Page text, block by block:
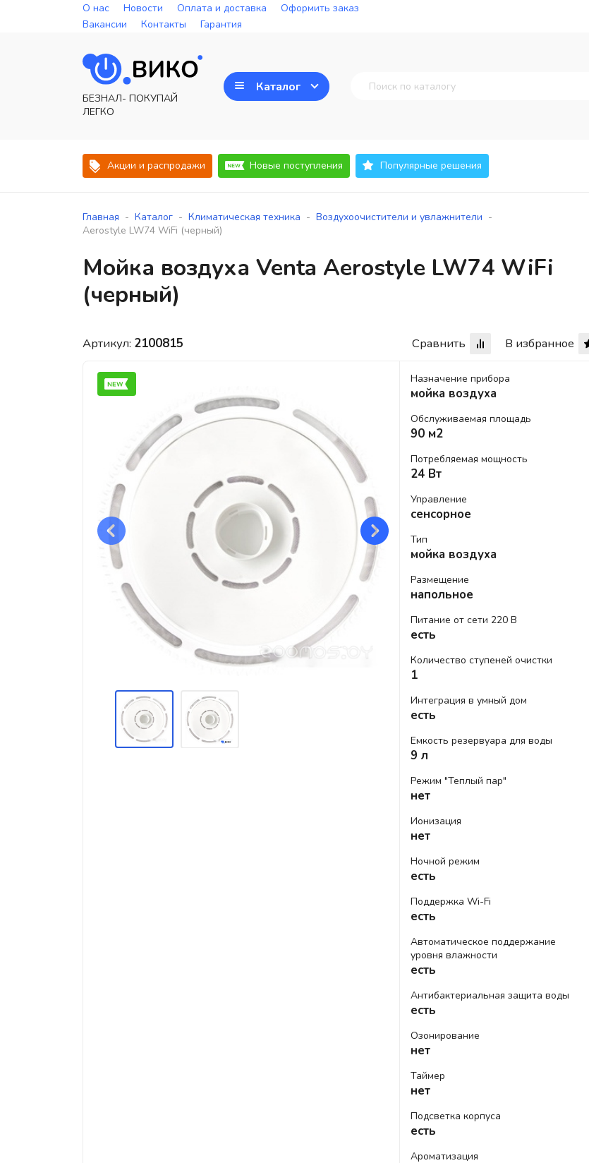
О нас Новости Оплата и доставка
Оформить заказ
Вакансии
Контакты Гарантия
БЕЗНАЛ- ПОКУПАЙ
ЛЕГКО
Каталог
Акции и распродажи Новые поступления Популярные решения
Главная - Каталог - Климатическая техника - Воздухоочистители и увлажнители -
Aerostyle LW74 WiFi (черный)
Мойка воздуха Venta Aerostyle LW74 WiFi
(черный)
Артикул: 2100815 Сравнить В избранное
Назначение прибора
мойка воздуха
Обслуживаемая площадь
90 м2
Потребляемая мощность
24 Вт
Управление
сенсорное
Тип
мойка воздуха
Размещение
напольное
Питание от сети 220 В
есть
Количество ступеней очистки
1
Интеграция в умный дом
есть
Емкость резервуара для воды
9 л
Режим "Теплый пар"
нет
Ионизация
нет
Ночной режим
есть
Поддержка Wi-Fi
есть
Автоматическое поддержание
уровня влажности
есть
Антибактериальная защита воды
есть
Озонирование
нет
Таймер
нет
Подсветка корпуса
есть
Ароматизация